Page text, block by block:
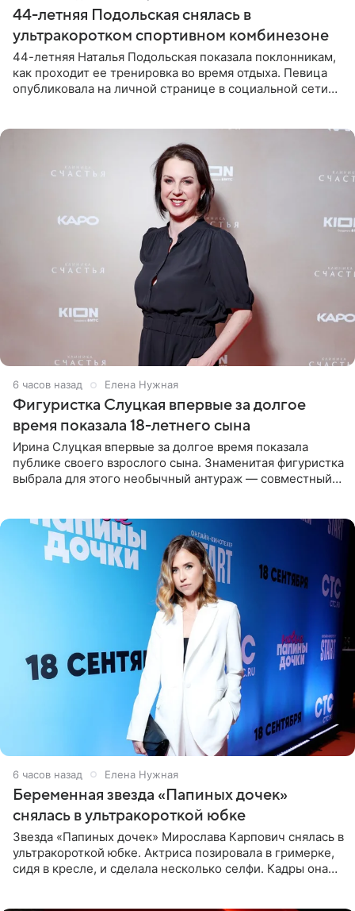
44-летняя Подольская снялась в
ультракоротком спортивном комбинезоне
44-летняя Наталья Подольская показала поклонникам,
как проходит ее тренировка во время отдыха. Певица
опубликовала на личной странице в социальной сети
6 часов назад Елена Нужная
Фигуристка Слуцкая впервые за долгое
время показала 18-летнего сына
Ирина Слуцкая впервые за долгое время показала
публике своего взрослого сына. Знаменитая фигуристка
выбрала для этого необычный антураж — совместный
6 часов назад Елена Нужная
Беременная звезда «Папиных дочек»
снялась в ультракороткой юбке
Звезда «Папиных дочек» Мирослава Карпович снялась в
ультракороткой юбке. Актриса позировала в гримерке,
сидя в кресле, и сделала несколько селфи. Кадры она